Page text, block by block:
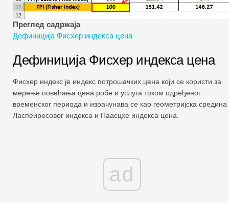
Водичи за финансијско моделирање
Пуни облик
Водичи за управљање ризиком
Преглед садржаја
Дефиниција Фисхер индекса цена
Дефиниција Фисхер индекса цена
Фисхер индекс је индекс потрошачких цена који се користи за
мерење повећања цена робе и услуга током одређеног
временског периода и израчунава се као геометријска средина
Ласпеиресовог индекса и Паасцхе индекса цена.
ad